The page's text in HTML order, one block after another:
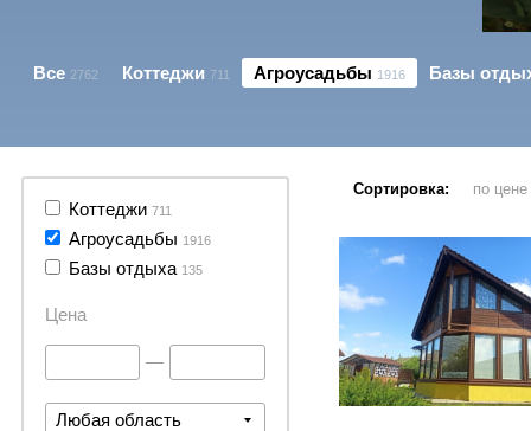
Все 2762 Коттеджи 711 Агроусадьбы 1916 Базы
Коттеджи 711
Агроусадьбы 1916
Базы отдыха 135
Цена
—
Любая область
Сортировка:
по цене
103 фото